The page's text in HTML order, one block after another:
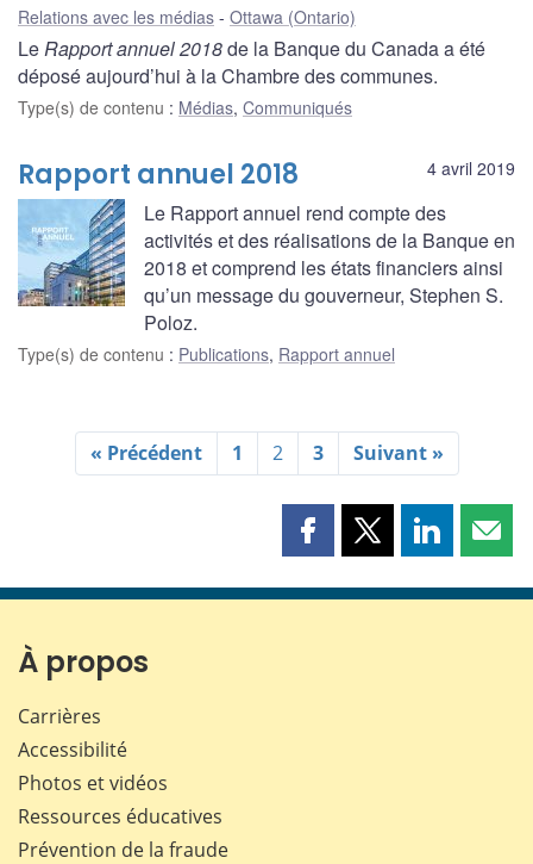
Relations avec les médias Ottawa (Ontario)
LeRapport annuel 2018de la Banque du Canada a été
déposé aujourd’hui à la Chambre des communes.
Type(s) de contenu : Médias, Communiqués
4 avril 2019
Rapport annuel 2018
Le Rapport annuel rend compte des
activités et des réalisations de la Banque en
2018 et comprend les états financiers ainsi
qu’un message du gouverneur, Stephen S.
Poloz.
Type(s) de contenu : Publications, Rapport annuel
« Précédent 1 2 3 Suivant »
Partager
page
Partager
page
Partager
page page
À propos
Carrières
Accessibilité
Photos et vidéos
Ressources éducatives
Prévention de la fraude